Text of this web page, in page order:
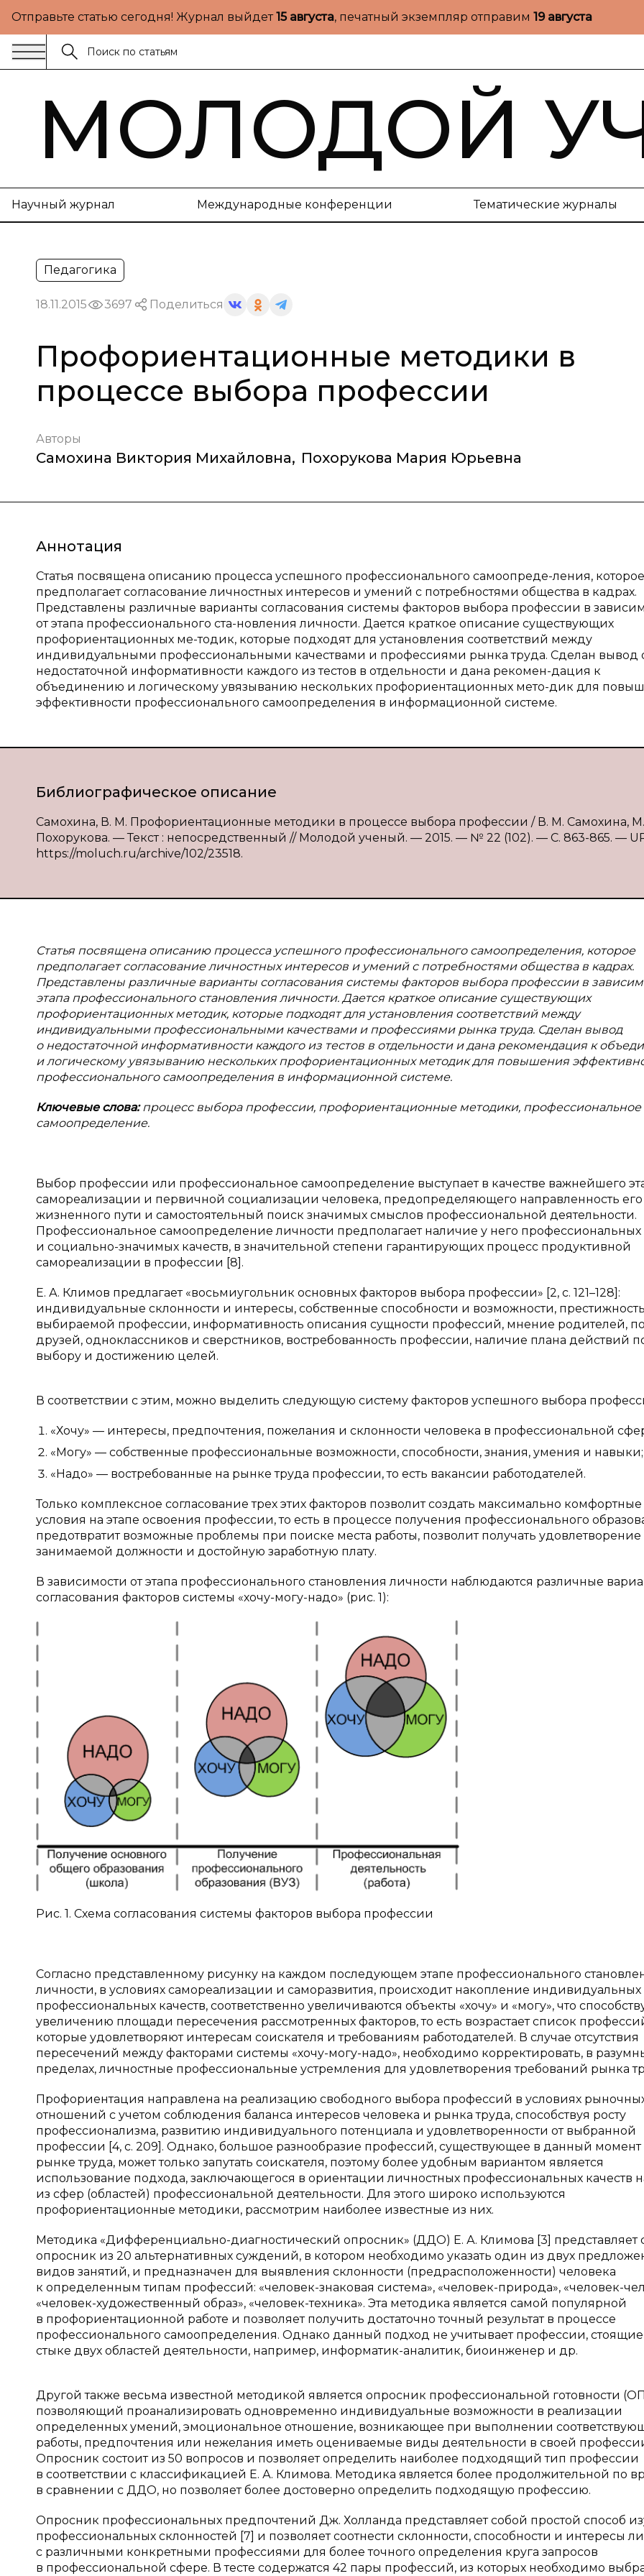
Отправьте статью сегодня! Журнал выйдет15 августа, печатный экземпляр отправим 19 августа
МОЛОДОЙ
Научный журнал Международные конференции Тематические журналы
Педагогика
18.11.2015 3697 Поделиться
Профориентационные методики в
процессе выбора профессии
Авторы
Самохина Виктория Михайловна, Похорукова Мария Юрьевна
Аннотация
Статья посвящена описанию процесса успешного профессионального самоопреде-ления, которое
предполагает согласование личностных интересов и умений с потребностями общества в кадрах.
Представлены различные варианты согласования системы факторов выбора профессии в
от этапа профессионального ста-новления личности. Дается краткое описание существующих
профориентационных ме-тодик, которые подходят для установления соответствий между
индивидуальными профессиональными качествами и профессиями рынка труда. Сделан вывод
недостаточной информативности каждого из тестов в отдельности и дана рекомен-дация к
объединению и логическому увязыванию нескольких профориентационных мето-дик для
эффективности профессионального самоопределения в информационной системе.
Библиографическое описание
Самохина, В. М. Профориентационные методики в процессе выбора профессии / В. М. Самохина,
Похорукова. — Текст : непосредственный // Молодой ученый. — 2015. — № 22 (102). — С. 863-865. —
https://moluch.ru/archive/102/23518.
Статья посвящена описанию процесса успешного профессионального самоопределения, которое
предполагает согласование личностных интересов и умений с потребностями общества в кадрах.
Представлены различные варианты согласования системы факторов выбора профессии в
этапа профессионального становления личности. Дается краткое описание существующих
профориентационных методик, которые подходят для установления соответствий между
индивидуальными профессиональными качествами и профессиями рынка труда. Сделан вывод
о недостаточной информативности каждого из тестов в отдельности и дана рекомендация к
и логическому увязыванию нескольких профориентационных методик для повышения
профессионального самоопределения в информационной системе.
Ключевые слова:процесс выбора профессии, профориентационные методики, профессиональное
самоопределение.
Выбор профессии или профессиональное самоопределение выступает в качестве важнейшего
самореализации и первичной социализации человека, предопределяющего направленность его
жизненного пути и самостоятельный поиск значимых смыслов профессиональной деятельности.
Профессиональное самоопределение личности предполагает наличие у него профессиональных
и социально-значимых качеств, в значительной степени гарантирующих процесс продуктивной
самореализации в профессии [8].
Е. А. Климов предлагает «восьмиугольник основных факторов выбора профессии» [2, с. 121–128]:
индивидуальные склонности и интересы, собственные способности и возможности, престижность
выбираемой профессии, информативность описания сущности профессий, мнение родителей,
друзей, одноклассников и сверстников, востребованность профессии, наличие плана действий
выбору и достижению целей.
В соответствии с этим, можно выделить следующую систему факторов успешного выбора
«Хочу» — интересы, предпочтения, пожелания и склонности человека в профессиональной
«Могу» — собственные профессиональные возможности, способности, знания, умения и навыки;
«Надо» — востребованные на рынке труда профессии, то есть вакансии работодателей.
Только комплексное согласование трех этих факторов позволит создать максимально комфортные
условия на этапе освоения профессии, то есть в процессе получения профессионального
предотвратит возможные проблемы при поиске места работы, позволит получать удовлетворение
занимаемой должности и достойную заработную плату.
В зависимости от этапа профессионального становления личности наблюдаются различные
согласования факторов системы «хочу-могу-надо» (рис. 1):
Рис. 1. Схема согласования системы факторов выбора профессии
Согласно представленному рисунку на каждом последующем этапе профессионального
личности, в условиях самореализации и саморазвития, происходит накопление индивидуальных
профессиональных качеств, соответственно увеличиваются объекты «хочу» и «могу», что
увеличению площади пересечения рассмотренных факторов, то есть возрастает список
которые удовлетворяют интересам соискателя и требованиям работодателей. В случае отсутствия
пересечений между факторами системы «хочу-могу-надо», необходимо корректировать, в
пределах, личностные профессиональные устремления для удовлетворения требований рынка
Профориентация направлена на реализацию свободного выбора профессий в условиях
отношений с учетом соблюдения баланса интересов человека и рынка труда, способствуя росту
профессионализма, развитию индивидуального потенциала и удовлетворенности от выбранной
профессии [4, c. 209]. Однако, большое разнообразие профессий, существующее в данный момент
рынке труда, может только запутать соискателя, поэтому более удобным вариантом является
использование подхода, заключающегося в ориентации личностных профессиональных качеств
из сфер (областей) профессиональной деятельности. Для этого широко используются
профориентационные методики, рассмотрим наиболее известные из них.
Методика «Дифференциально-диагностический опросник» (ДДО) Е. А. Климова [3] представляет
опросник из 20 альтернативных суждений, в котором необходимо указать один из двух
видов занятий, и предназначен для выявления склонности (предрасположенности) человека
к определенным типам профессий: «человек-знаковая система», «человек-природа», «человек-
«человек-художественный образ», «человек-техника». Эта методика является самой популярной
в профориентационной работе и позволяет получить достаточно точный результат в процессе
профессионального самоопределения. Однако данный подход не учитывает профессии, стоящие
стыке двух областей деятельности, например, информатик-аналитик, биоинженер и др.
Другой также весьма известной методикой является опросник профессиональной готовности
позволяющий проанализировать одновременно индивидуальные возможности в реализации
определенных умений, эмоциональное отношение, возникающее при выполнении
работы, предпочтения или нежелания иметь оцениваемые виды деятельности в своей
Опросник состоит из 50 вопросов и позволяет определить наиболее подходящий тип профессии
в соответствии с классификацией Е. А. Климова. Методика является более продолжительной по
в сравнении с ДДО, но позволяет более достоверно определить подходящую профессию.
Опросник профессиональных предпочтений Дж. Холланда представляет собой простой способ
профессиональных склонностей [7] и позволяет соотнести склонности, способности и интересы
с различными конкретными профессиями для более точного определения круга запросов
в профессиональной сфере. В тесте содержатся 42 пары профессий, из которых необходимо